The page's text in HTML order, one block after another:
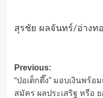
สุรชัย ผลจันทร์/อ่างท
Post
navigation
Previous:
“ป่อเต็กตึ๊ง” มอบเงินพร้
สมัคร ผลประเสริฐ หรือ